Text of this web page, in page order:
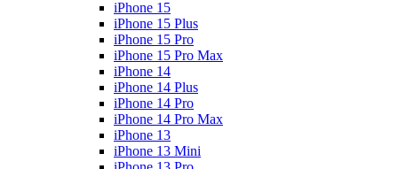
iPhone 15
iPhone 15 Plus
iPhone 15 Pro
iPhone 15 Pro Max
iPhone 14
iPhone 14 Plus
iPhone 14 Pro
iPhone 14 Pro Max
iPhone 13
iPhone 13 Mini